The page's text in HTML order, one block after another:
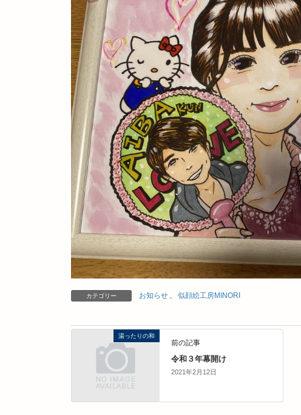
カテゴリー お知らせ 、 似顔絵工房MINORI
湯ったりの和
前の記事
令和３年幕開け
2021年2月12日